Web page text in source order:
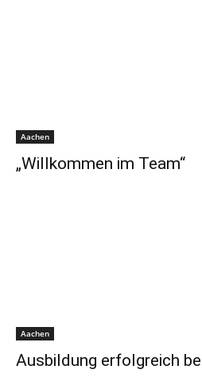
Aachen
„Willkommen im Team“
Aachen
Ausbildung erfolgreich